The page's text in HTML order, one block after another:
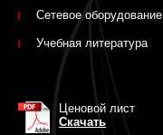
Сетевое оборудование
Учебная литература
Ценовой лист
Скачать